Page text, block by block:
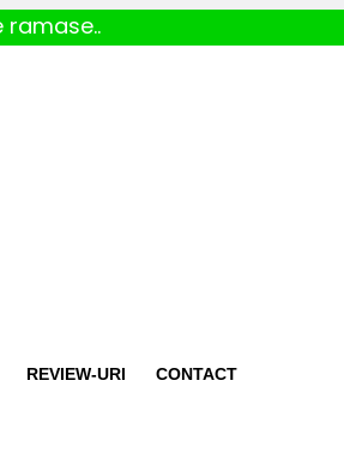
ramase..
REVIEW-URI CONTACT